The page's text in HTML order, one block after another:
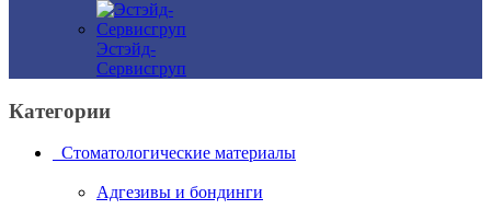
Эстэйд-
Сервисгруп
Категории
Стоматологические материалы
Адгезивы и бондинги